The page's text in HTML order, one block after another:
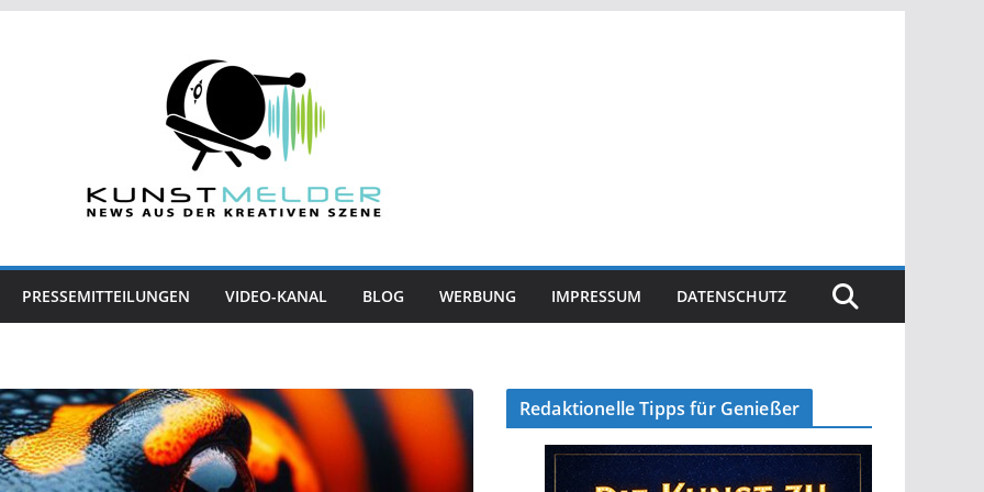
PRESSEMITTEILUNGEN VIDEO-KANAL BLOG WERBUNG IMPRESSUM DATENSCHUTZ
Redaktionelle Tipps für Genießer